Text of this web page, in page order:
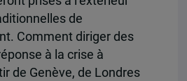
de
Comment diriger des
à la crise à
de Genève, de Londres